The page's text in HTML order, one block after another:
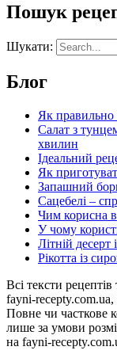
Пошук
Шукати:
Блог
Як правильно
Салат з
хвилин
Ідеальний
Як
Запашний
Сацебелі –
Чим корисна
У чому
Літній десерт
Рікотта із
Всі тексти
fayni-
Повне чи часткове
лише за умови
на fayni-